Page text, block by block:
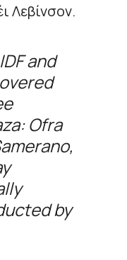
Λεβίνσον.
and
Ofra
by